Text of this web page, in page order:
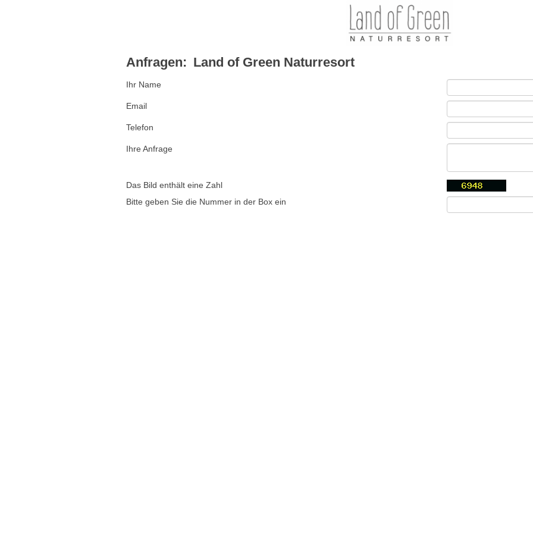
Anfragen: Land of Green Naturresort
Ihr Name
Email
Telefon
Ihre Anfrage
Das Bild enthält eine Zahl
Bitte geben Sie die Nummer in der Box ein